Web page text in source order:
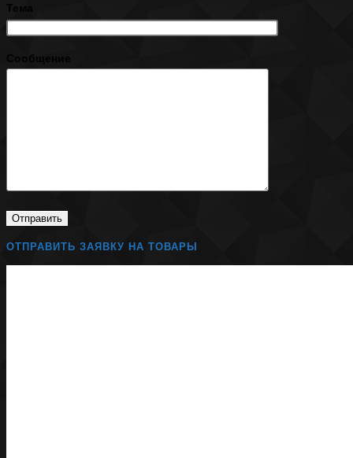
Тема
Сообщение
ОТПРАВИТЬ ЗАЯВКУ НА ТОВАРЫ